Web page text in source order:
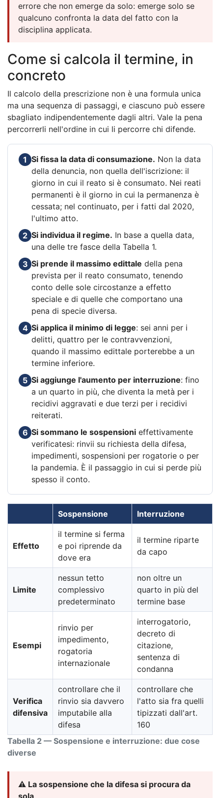
errore che non emerge da solo: emerge solo se
qualcuno confronta la data del fatto con la
disciplina applicata.
Come si calcola il termine, in
concreto
Il calcolo della prescrizione non è una formula unica
ma una sequenza di passaggi, e ciascuno può essere
sbagliato indipendentemente dagli altri. Vale la pena
percorrerli nell'ordine in cui li percorre chi difende.
1 Si fissa la data di consumazione. Non la data
della denuncia, non quella dell'iscrizione: il
giorno in cui il reato si è consumato. Nei reati
permanenti è il giorno in cui la permanenza è
cessata; nel continuato, per i fatti dal 2020,
l'ultimo atto.
2 Si individua il regime. In base a quella data,
una delle tre fasce della Tabella 1.
3 Si prende il massimo edittale della pena
prevista per il reato consumato, tenendo
conto delle sole circostanze a effetto
speciale e di quelle che comportano una
pena di specie diversa.
4 Si applica il minimo di legge: sei anni per i
delitti, quattro per le contravvenzioni,
quando il massimo edittale porterebbe a un
termine inferiore.
5 Si aggiunge l'aumento per interruzione: fino
a un quarto in più, che diventa la metà per i
recidivi aggravati e due terzi per i recidivi
reiterati.
6 Si sommano le sospensioni effettivamente
verificatesi: rinvii su richiesta della difesa,
impedimenti, sospensioni per rogatorie o per
la pandemia. È il passaggio in cui si perde più
spesso il conto.
Tabella 2 — Sospensione e interruzione: due cose
diverse
Sospensione Interruzione
Effetto
il termine si ferma
e poi riprende da
dove era
il termine riparte
da capo
Limite
nessun tetto
complessivo
predeterminato
non oltre un
quarto in più del
termine base
Esempi
rinvio per
impedimento,
rogatoria
internazionale
interrogatorio,
decreto di
citazione,
sentenza di
condanna
Verifica
difensiva
controllare che il
rinvio sia davvero
imputabile alla
difesa
controllare che
l'atto sia fra quelli
tipizzati dall'art.
160
⚠️ La sospensione che la difesa si procura da
sola